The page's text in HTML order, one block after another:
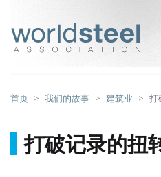
首页 我们的故事 建筑业 打
打破记录的扭